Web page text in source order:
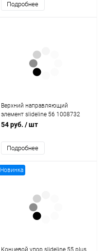
Подробнее
Верхний направляющий
элемент slideline 56 1008732
Hettich
54 руб. / шт
Подробнее
Новинка
Концевой упор slideline 55 plus